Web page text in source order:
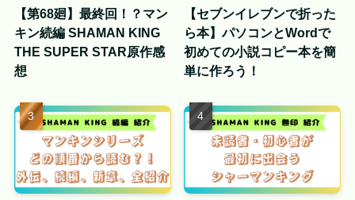
【第68廻】最終回！？マン
キン続編 SHAMAN KING
THE SUPER STAR原作感
想
【セブンイレブンで折った
ら本】パソコンとWordで
初めての小説コピー本を簡
単に作ろう！